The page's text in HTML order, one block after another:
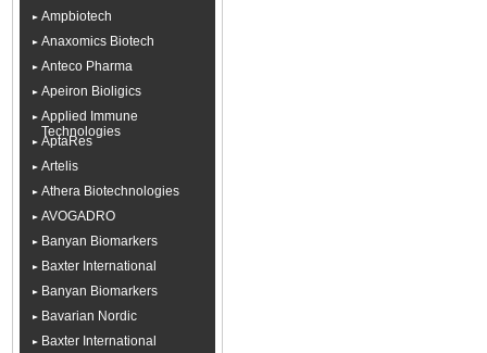
Ampbiotech
Anaxomics Biotech
Anteco Pharma
Apeiron Bioligics
Applied Immune
Technologies
AptaRes
Artelis
Athera Biotechnologies
AVOGADRO
Banyan Biomarkers
Baxter International
Banyan Biomarkers
Bavarian Nordic
Baxter International